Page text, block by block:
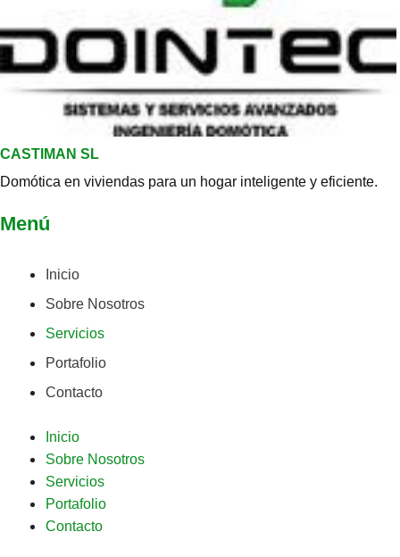
CASTIMAN SL
Domótica en viviendas para un hogar inteligente y eficiente.
Menú
Inicio
Sobre Nosotros
Servicios
Portafolio
Contacto
Inicio
Sobre Nosotros
Servicios
Portafolio
Contacto